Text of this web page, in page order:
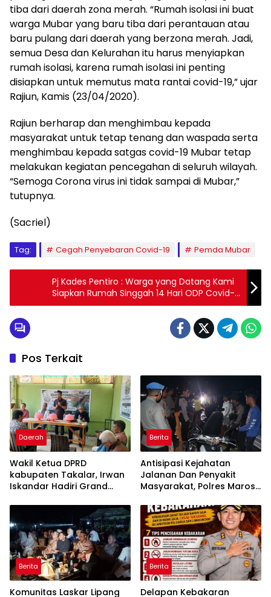
tiba dari daerah zona merah. “Rumah isolasi ini buat
warga Mubar yang baru tiba dari perantauan atau
baru pulang dari daerah yang berzona merah. Jadi,
semua Desa dan Kelurahan itu harus menyiapkan
rumah isolasi, karena rumah isolasi ini penting
disiapkan untuk memutus mata rantai covid-19,” ujar
Rajiun, Kamis (23/04/2020).
Rajiun berharap dan menghimbau kepada
masyarakat untuk tetap tenang dan waspada serta
menghimbau kepada satgas covid-19 Mubar tetap
melakukan kegiatan pencegahan di seluruh wilayah.
“Semoga Corona virus ini tidak sampai di Mubar,”
tutupnya.
(Sacriel)
Tag: Cegah Penyebaran Covid-19 Pemda Mubar
Pj Kades Pentiro : Warga yang Datang Kami
Siapkan Rumah Singgah 14 Hari ODP Covid-
19
Pos Terkait
Daerah
Wakil Ketua DPRD
kabupaten Takalar, Irwan
Iskandar Hadiri Grand
Pertama di Takalar,
Melayani Terapis Gratis
untuk Pasien Dhuafa dan
umum.
Berita
Antisipasi Kejahatan
Jalanan Dan Penyakit
Masyarakat, Polres Maros
Kondusif
Berita
Komunitas Laskar Lipang
Berita
Delapan Kebakaran